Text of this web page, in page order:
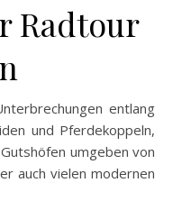
Radtour
entlang
und Pferdekoppeln,
umgeben von
auch vielen modernen